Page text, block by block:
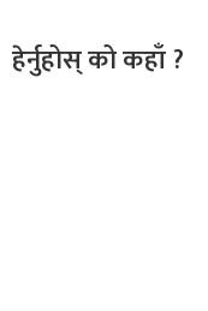
हेर्नुहोस् को कहाँ ?